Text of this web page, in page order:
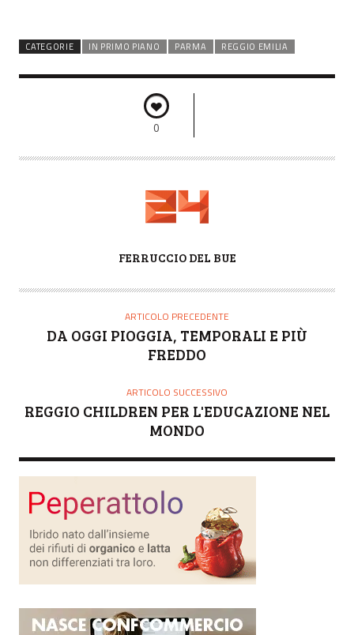
CATEGORIE IN PRIMO PIANO PARMA REGGIO EMILIA
0
T
FERRUCCIO DEL BUE
ARTICOLO PRECEDENTE
DA OGGI PIOGGIA, TEMPORALI E PIÙ
FREDDO
ARTICOLO SUCCESSIVO
REGGIO CHILDREN PER L'EDUCAZIONE NEL
MONDO